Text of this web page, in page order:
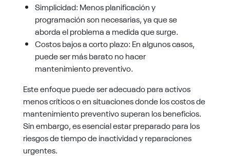
Simplicidad: Menos planificación y
programación son necesarias, ya que se
aborda el problema a medida que surge.
Costos bajos a corto plazo: En algunos casos,
puede ser más barato no hacer
mantenimiento preventivo.
Este enfoque puede ser adecuado para activos
menos críticos o en situaciones donde los costos de
mantenimiento preventivo superan los beneficios.
Sin embargo, es esencial estar preparado para los
riesgos de tiempo de inactividad y reparaciones
urgentes.